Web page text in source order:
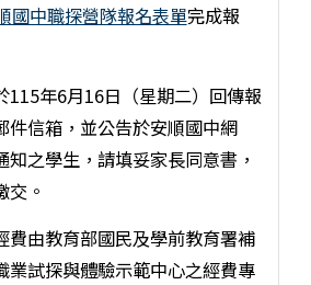
國中職探營隊報名表單完成報
115年6月16日（星期二）回傳報
件信箱，並公告於安順國中網
知之學生，請填妥家長同意書，
交。
費由教育部國民及學前教育署補
業試探與體驗示範中心之經費專